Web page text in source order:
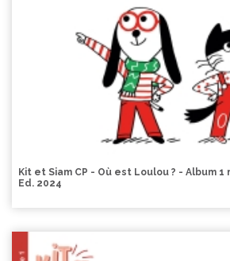
Kit et Siam CP - Où est Loulou ? - Album
Ed. 2024